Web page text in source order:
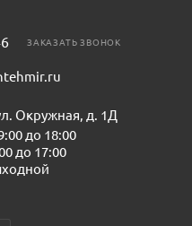
ЗАКАЗАТЬ ЗВОНОК
Окружная, д. 1Д
до 18:00
до 17:00